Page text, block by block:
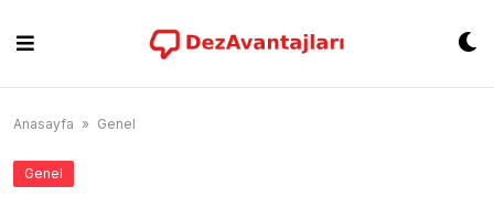
content
Anasayfa » Genel
Genel